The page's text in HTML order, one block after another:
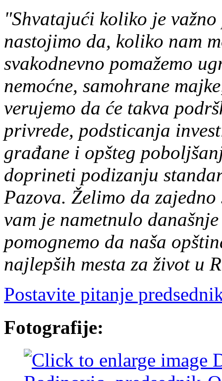
"Shvatajući koliko je
nastojimo da, koliko nam
svakodnevno pomažemo
nemoćne, samohrane
verujemo da će takva
privrede, podsticanja
građane i opšteg
doprineti podizanju
Pazova. Želimo da
vam je nametnulo
pomognemo da naša
najlepših mesta za život u
Postavite pitanje
Fotografije: